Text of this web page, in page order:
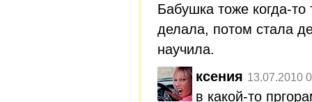
Бабушка тоже когда-то
делала, потом стала
научила.
ксения 13.07.2010
в какой-то